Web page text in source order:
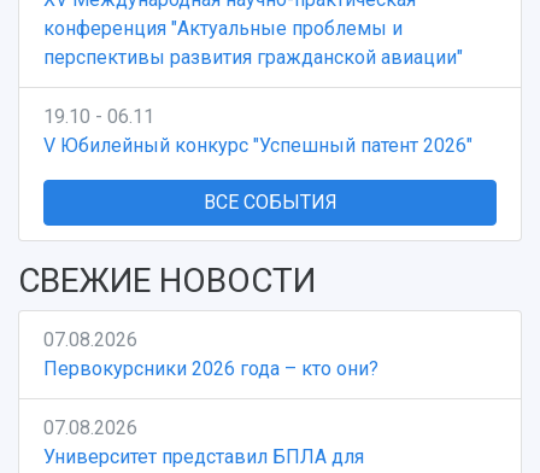
конференция "Актуальные проблемы и
перспективы развития гражданской авиации"
19.10 - 06.11
V Юбилейный конкурс "Успешный патент 2026"
ВСЕ СОБЫТИЯ
СВЕЖИЕ НОВОСТИ
07.08.2026
Первокурсники 2026 года – кто они?
07.08.2026
Университет представил БПЛА для